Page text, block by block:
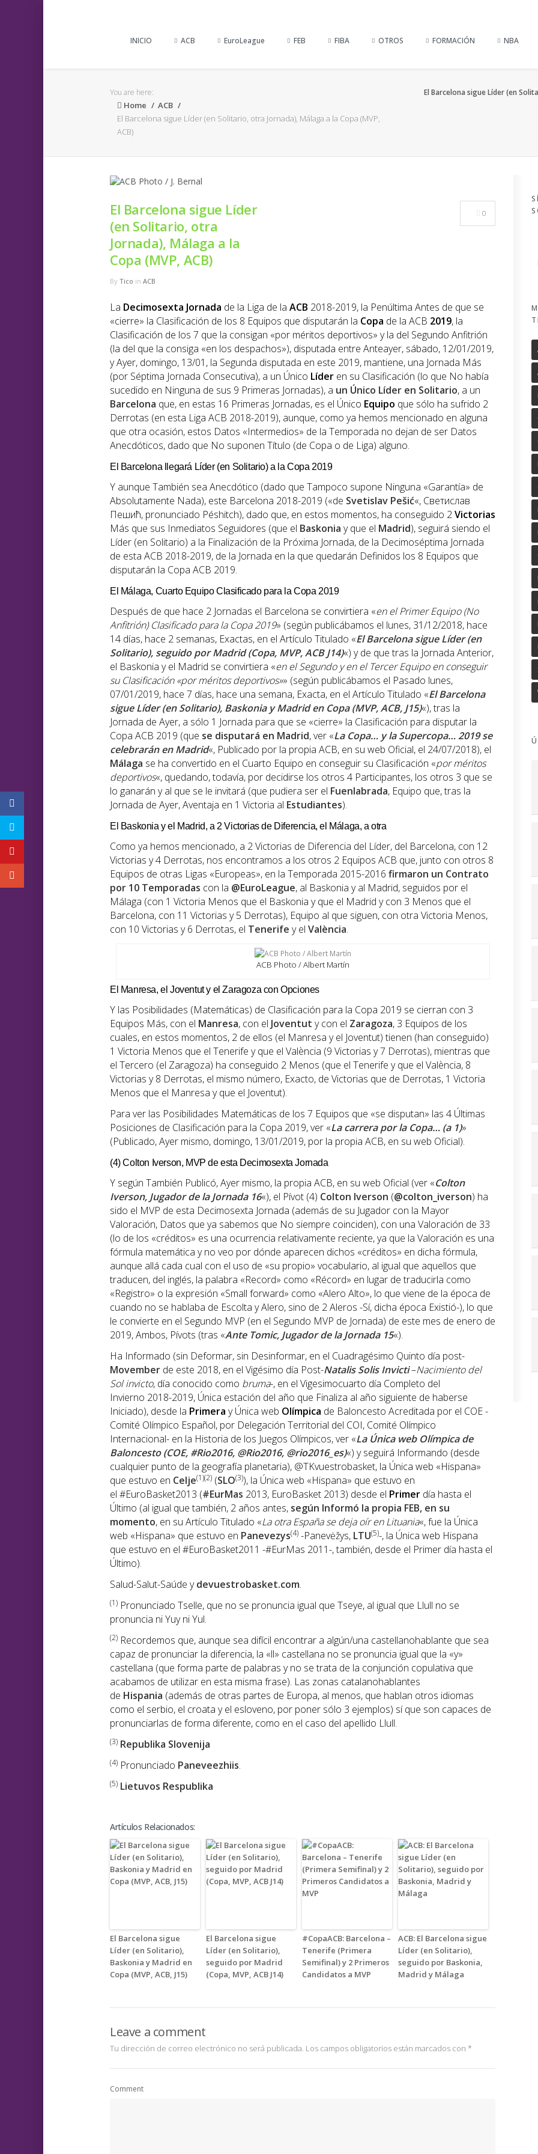
INICIO ACB EuroLeague FEB FIBA OTROS FORMACIÓN NBA
You are here:
Home
ACB
El Barcelona sigue Líder (en Solitario, otra Jornada), Málaga a la Copa (MVP,
ACB)
El Barcelona sigue Líder (en
El Barcelona sigue Líder
(en Solitario, otra
Jornada), Málaga a la
Copa (MVP, ACB)
By Tico in ACB
0
La Decimosexta Jornada de la Liga de la ACB 2018-2019, la Penúltima Antes de que se
«cierre» la Clasificación de los 8 Equipos que disputarán la Copa de la ACB 2019, la
Clasificación de los 7 que la consigan «por méritos deportivos» y la del Segundo Anfitrión
(la del que la consiga «en los despachos»), disputada entre Anteayer, sábado, 12/01/2019,
y Ayer, domingo, 13/01, la Segunda disputada en este 2019, mantiene, una Jornada Más
(por Séptima Jornada Consecutiva), a un Único Líder en su Clasificación (lo que No había
sucedido en Ninguna de sus 9 Primeras Jornadas), a un Único Líder en Solitario, a un
Barcelona que, en estas 16 Primeras Jornadas, es el Único Equipo que sólo ha sufrido 2
Derrotas (en esta Liga ACB 2018-2019), aunque, como ya hemos mencionado en alguna
que otra ocasión, estos Datos «Intermedios» de la Temporada no dejan de ser Datos
Anecdóticos, dado que No suponen Título (de Copa o de Liga) alguno.
El Barcelona llegará Líder (en Solitario) a la Copa 2019
Y aunque También sea Anecdótico (dado que Tampoco supone Ninguna «Garantía» de
Absolutamente Nada), este Barcelona 2018-2019 («de Svetislav Pešić«, Светислав
Пешић, pronunciado Péshitch), dado que, en estos momentos, ha conseguido 2Victorias
Más que sus Inmediatos Seguidores (que el Baskonia y que el Madrid), seguirá siendo el
Líder (en Solitario) a la Finalización de la Próxima Jornada, de la Decimoséptima Jornada
de esta ACB 2018-2019, de la Jornada en la que quedarán Definidos los 8 Equipos que
disputarán la Copa ACB 2019.
El Málaga, Cuarto Equipo Clasificado para la Copa 2019
Después de que hace 2 Jornadas el Barcelona se convirtiera «en el Primer Equipo (No
Anfitrión) Clasificado para la Copa 2019» (según publicábamos el lunes, 31/12/2018, hace
14 días, hace 2 semanas, Exactas, en el Artículo Titulado «El Barcelona sigue Líder (en
Solitario), seguido por Madrid (Copa, MVP, ACB J14)«) y de que tras la Jornada Anterior,
el Baskonia y el Madrid se convirtiera «en el Segundo y en el Tercer Equipo en conseguir
su Clasificación «por méritos deportivos»» (según publicábamos el Pasado lunes,
07/01/2019, hace 7 días, hace una semana, Exacta, en el Artículo Titulado «El Barcelona
sigue Líder (en Solitario), Baskonia y Madrid en Copa (MVP, ACB, J15)«), tras la
Jornada de Ayer, a sólo 1 Jornada para que se «cierre» la Clasificación para disputar la
Copa ACB 2019 (que se disputará en Madrid, ver «La Copa… y la Supercopa… 2019 se
celebrarán en Madrid«, Publicado por la propia ACB, en su web Oficial, el 24/07/2018), el
Málaga se ha convertido en el Cuarto Equipo en conseguir su Clasificación «por méritos
deportivos«, quedando, todavía, por decidirse los otros 4 Participantes, los otros 3 que se
lo ganarán y al que se le invitará (que pudiera ser el Fuenlabrada, Equipo que, tras la
Jornada de Ayer, Aventaja en 1 Victoria al Estudiantes).
El Baskonia y el Madrid, a 2 Victorias de Diferencia, el Málaga, a otra
Como ya hemos mencionado, a 2 Victorias de Diferencia del Líder, del Barcelona, con 12
Victorias y 4 Derrotas, nos encontramos a los otros 2 Equipos ACB que, junto con otros 8
Equipos de otras Ligas «Europeas», en la Temporada 2015-2016 firmaron un Contrato
por 10 Temporadas con la @EuroLeague, al Baskonia y al Madrid, seguidos por el
Málaga (con 1 Victoria Menos que el Baskonia y que el Madrid y con 3 Menos que el
Barcelona, con 11 Victorias y 5 Derrotas), Equipo al que siguen, con otra Victoria Menos,
con 10 Victorias y 6 Derrotas, el Tenerife y el València.
ACB Photo / Albert Martín
El Manresa, el Joventut y el Zaragoza con Opciones
Y las Posibilidades (Matemáticas) de Clasificación para la Copa 2019 se cierran con 3
Equipos Más, con el Manresa, con el Joventut y con el Zaragoza, 3 Equipos de los
cuales, en estos momentos, 2 de ellos (el Manresa y el Joventut) tienen (han conseguido)
1 Victoria Menos que el Tenerife y que el València (9 Victorias y 7 Derrotas), mientras que
el Tercero (el Zaragoza) ha conseguido 2 Menos (que el Tenerife y que el València, 8
Victorias y 8 Derrotas, el mismo número, Exacto, de Victorias que de Derrotas, 1 Victoria
Menos que el Manresa y que el Joventut).
Para ver las Posibilidades Matemáticas de los 7 Equipos que «se disputan» las 4 Últimas
Posiciones de Clasificación para la Copa 2019, ver «La carrera por la Copa… (a 1)»
(Publicado, Ayer mismo, domingo, 13/01/2019, por la propia ACB, en su web Oficial).
(4) Colton Iverson, MVP de esta Decimosexta Jornada
Y según También Publicó, Ayer mismo, la propia ACB, en su web Oficial (ver «Colton
Iverson, Jugador de la Jornada 16«), el Pívot (4) Colton Iverson (@colton_iverson) ha
sido el MVP de esta Decimosexta Jornada (además de su Jugador con la Mayor
Valoración, Datos que ya sabemos que No siempre coinciden), con una Valoración de 33
(lo de los «créditos» es una ocurrencia relativamente reciente, ya que la Valoración es una
fórmula matemática y no veo por dónde aparecen dichos «créditos» en dicha fórmula,
aunque allá cada cual con el uso de «su propio» vocabulario, al igual que aquellos que
traducen, del inglés, la palabra «Record» como «Récord» en lugar de traducirla como
«Registro» o la expresión «Small forward» como «Alero Alto», lo que viene de la época de
cuando no se hablaba de Escolta y Alero, sino de 2 Aleros -Sí, dicha época Existió-), lo que
le convierte en el Segundo MVP (en el Segundo MVP de Jornada) de este mes de enero de
2019, Ambos, Pívots (tras «Ante Tomic, Jugador de la Jornada 15«).
Ha Informado (sin Deformar, sin Desinformar, en el Cuadragésimo Quinto día post-
Movember de este 2018, en el Vigésimo día Post-Natalis Solis Invicti–Nacimiento del
Sol invicto, día conocido como bruma-, en el Vigesimocuarto día Completo del
Invierno 2018-2019, Única estación del año que Finaliza al año siguiente de haberse
Iniciado), desde la Primera y Única web Olímpica de Baloncesto Acreditada por el COE -
Comité Olímpico Español, por Delegación Territorial del COI, Comité Olímpico
Internacional- en la Historia de los Juegos Olímpicos, ver «La Única web Olímpica de
Baloncesto (COE, #Rio2016, @Rio2016, @rio2016_es)«) y seguirá Informando (desde
cualquier punto de la geografía planetaria), @TKvuestrobasket, la Única web «Hispana»
que estuvo en Celje(1)(2) (SLO(3)), la Única web «Hispana» que estuvo en
el #EuroBasket2013 (#EurMas 2013, EuroBasket 2013) desde el Primer día hasta el
Último (al igual que también, 2 años antes, según Informó la propia FEB, en su
momento, en su Artículo Titulado «La otra España se deja oír en Lituania«, fue la Única
web «Hispana» que estuvo en Panevezys(4) -Panevėžys, LTU(5)-, la Única web Hispana
que estuvo en el #EuroBasket2011 -#EurMas 2011-, también, desde el Primer día hasta el
Último).
Salud-Salut-Saúde ydevuestrobasket.com.
(1) Pronunciado Tselle, que no se pronuncia igual que Tseye, al igual que Llull no se
pronuncia ni Yuy ni Yul.
(2) Recordemos que, aunque sea difícil encontrar a algún/una castellanohablante que sea
capaz de pronunciar la diferencia, la «ll» castellana no se pronuncia igual que la «y»
castellana (que forma parte de palabras y no se trata de la conjunción copulativa que
acabamos de utilizar en esta misma frase). Las zonas catalanohablantes
de Hispania (además de otras partes de Europa, al menos, que hablan otros idiomas
como el serbio, el croata y el esloveno, por poner sólo 3 ejemplos) sí que son capaces de
pronunciarlas de forma diferente, como en el caso del apellido Llull.
(3) Republika Slovenija
(4) Pronunciado Paneveezhiis.
(5) Lietuvos Respublika
Artículos Relacionados:
El Barcelona sigue
Líder (en Solitario),
Baskonia y Madrid en
Copa (MVP, ACB, J15)
El Barcelona sigue
Líder (en Solitario),
seguido por Madrid
(Copa, MVP, ACB J14)
#CopaACB: Barcelona –
Tenerife (Primera
Semifinal) y 2 Primeros
Candidatos a MVP
ACB: El Barcelona sigue
Líder (en Solitario),
seguido por Baskonia,
Madrid y Málaga
Leave a comment
Tu dirección de correo electrónico no será publicada. Los campos obligatorios están marcados con *
Comment